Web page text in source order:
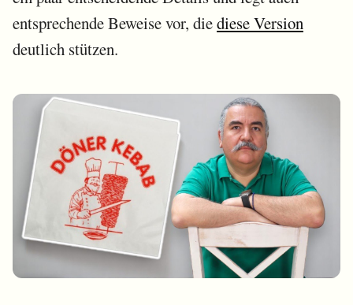
entsprechende Beweise vor, diediese Version
deutlich stützen.